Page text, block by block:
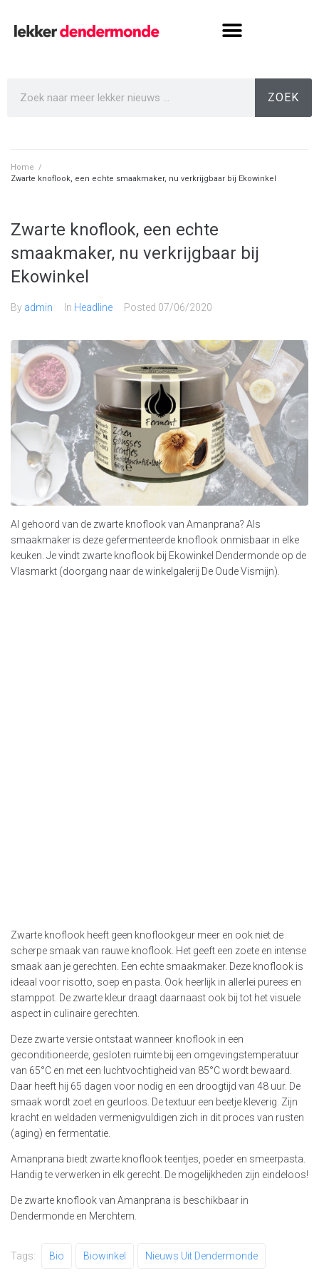
ZOEK
Home /
Zwarte knoflook, een echte smaakmaker, nu verkrijgbaar bij Ekowinkel
Zwarte knoflook, een echte
smaakmaker, nu verkrijgbaar bij
Ekowinkel
By admin In Headline Posted 07/06/2020
Al gehoord van de zwarte knoflook van Amanprana? Als
smaakmaker is deze gefermenteerde knoflook onmisbaar in elke
keuken. Je vindt zwarte knoflook bij Ekowinkel Dendermonde op de
Vlasmarkt (doorgang naar de winkelgalerij De Oude Vismijn).
Zwarte knoflook heeft geen knoflookgeur meer en ook niet de
scherpe smaak van rauwe knoflook. Het geeft een zoete en intense
smaak aan je gerechten. Een echte smaakmaker. Deze knoflook is
ideaal voor risotto, soep en pasta. Ook heerlijk in allerlei purees en
stamppot. De zwarte kleur draagt daarnaast ook bij tot het visuele
aspect in culinaire gerechten.
Deze zwarte versie ontstaat wanneer knoflook in een
geconditioneerde, gesloten ruimte bij een omgevingstemperatuur
van 65°C en met een luchtvochtigheid van 85°C wordt bewaard.
Daar heeft hij 65 dagen voor nodig en een droogtijd van 48 uur. De
smaak wordt zoet en geurloos. De textuur een beetje kleverig. Zijn
kracht en weldaden vermenigvuldigen zich in dit proces van rusten
(aging) en fermentatie.
Amanprana biedt zwarte knoflook teentjes, poeder en smeerpasta.
Handig te verwerken in elk gerecht. De mogelijkheden zijn eindeloos!
De zwarte knoflook van Amanprana is beschikbaar in
Dendermonde en Merchtem.
Tags: Bio Biowinkel Nieuws Uit Dendermonde